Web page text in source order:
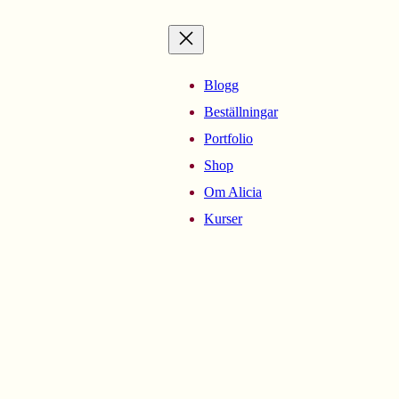
Blogg
Beställningar
Portfolio
Shop
Om Alicia
Kurser